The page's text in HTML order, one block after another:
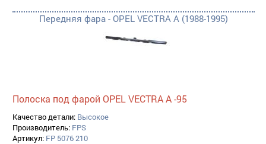
Передняя фара - OPEL VECTRA A (1988-1995)
Полоска под фарой OPEL VECTRA A -95
Качество детали: Высокое
Производитель: FPS
Артикул: FP 5076 210